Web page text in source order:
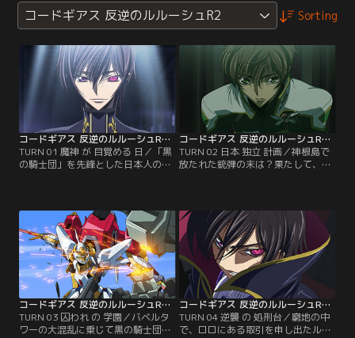
コードギアス 反逆のルルーシュR2 Sorting
コードギアス 反逆のルルーシュR2 第01話
TURN 01 魔神 が 目覚める 日／「黒
の騎士団」を先鋒とした日本人の一
ロと共にバベルタワーにある賭けチ
ェスに赴いた。その時、タワーに近
づく飛行船。それこそ卜部とC.C.が
率いる黒の騎士団残存部隊の乾坤一
擲のある作戦のスタートだった…。
【提供：バンダイチャンネル】
コードギアス 反逆のルルーシュR2 第02話
TURN 02 日本 独立 計画／神根島で
放たれた銃弾の末は？果たして、ル
ベルタワー内で激戦を繰り広げる黒
の騎士団の前に出現した謎のナイト
メアフレーム。その脅威の戦闘力に
黒の騎士団は、絶体絶命の窮地に追
い込まれて…。【提供：バンダイチ
ャンネル】
コードギアス 反逆のルルーシュR2 第03話
TURN 03 囚われ の 学園／バベルタ
ワーの大混乱に乗じて黒の騎士団残
コードギアス 反逆のルルーシュR2 第04話
TURN 04 逆襲 の 処刑台／窮地の中
で、ロロにある取引を申し出たルル